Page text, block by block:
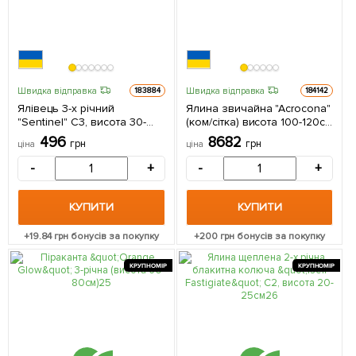
Швидка відправка 183884
Ялівець 3-х річний
"Sentinel" С3, висота 30-
40см 1 саджанець в
упаковці
ціна 496 грн
- +
КУПИТИ
+19.84грн бонусів за покупку
Швидка відправка 184142
Ялина звичайна "Acrocona"
(ком/сітка) висота 100-120см
1 саджанець в упаковці
ціна 8682 грн
- +
КУПИТИ
+200 грн бонусів за покупку
КРУПНОМІР КРУПНОМІР